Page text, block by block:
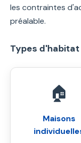
les contraintes
préalable.
Types
🏠
Maisons